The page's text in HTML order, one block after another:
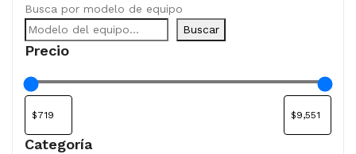
Busca por modelo de equipo
Buscar
Precio
Categoría